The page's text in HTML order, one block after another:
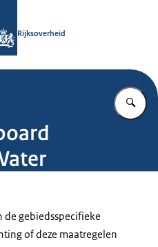
Rijksoverheid
de gebiedsspecifieke
of deze maatregelen